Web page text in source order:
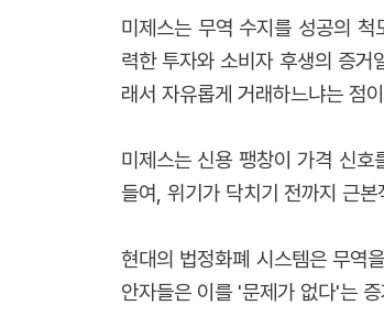
미제스는 무역 수지를 성공의 척
력한 투자와 소비자 후생의 증
래서 자유롭게 거래하느냐는 점
미제스는 신용 팽창이 가격 신호
들여, 위기가 닥치기 전까지 근
현대의 법정화폐 시스템은 무역
안자들은 이를 '문제가 없다'는